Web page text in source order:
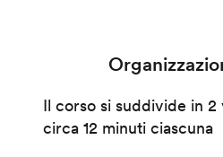
Il corso si suddivide in
circa 12 minuti ciascuna